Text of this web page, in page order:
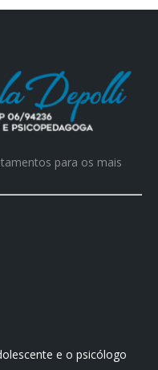
para os mais
e o psicólogo